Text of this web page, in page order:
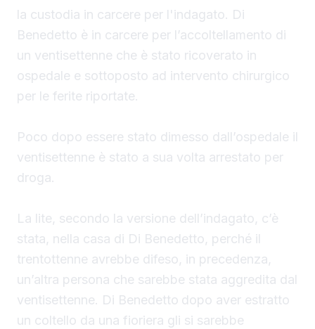
la custodia in carcere per l'indagato. Di
Benedetto è in carcere per l’accoltellamento di
un ventisettenne che è stato ricoverato in
ospedale e sottoposto ad intervento chirurgico
per le ferite riportate.
Poco dopo essere stato dimesso dall’ospedale il
ventisettenne è stato a sua volta arrestato per
droga.
La lite, secondo la versione dell’indagato, c’è
stata, nella casa di Di Benedetto, perché il
trentottenne avrebbe difeso, in precedenza,
un’altra persona che sarebbe stata aggredita dal
ventisettenne. Di Benedetto dopo aver estratto
un coltello da una fioriera gli si sarebbe